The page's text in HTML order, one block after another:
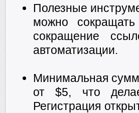
Полезные
можно
сокращение
автоматизации.
Минимальная
от $5, что
Регистрация